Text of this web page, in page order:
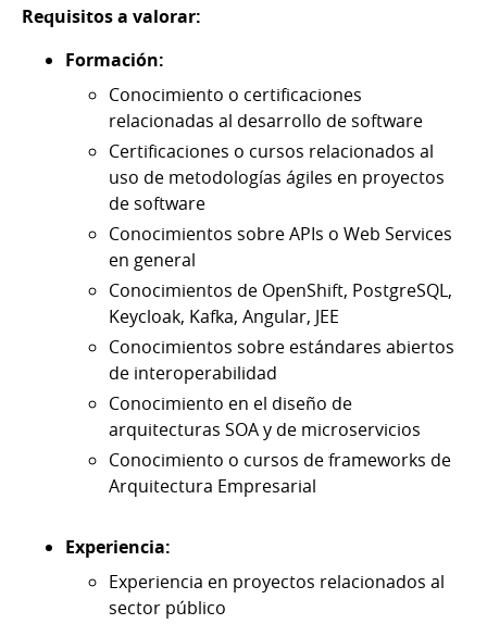
Requisitos a valorar:
Formación:
Conocimiento o certificaciones
relacionadas al desarrollo de software
Certificaciones o cursos relacionados al
uso de metodologías ágiles en proyectos
de software
Conocimientos sobre APIs o Web Services
en general
Conocimientos de OpenShift, PostgreSQL,
Keycloak, Kafka, Angular, JEE
Conocimientos sobre estándares abiertos
de interoperabilidad
Conocimiento en el diseño de
arquitecturas SOA y de microservicios
Conocimiento o cursos de frameworks de
Arquitectura Empresarial
Experiencia:
Experiencia en proyectos relacionados al
sector público